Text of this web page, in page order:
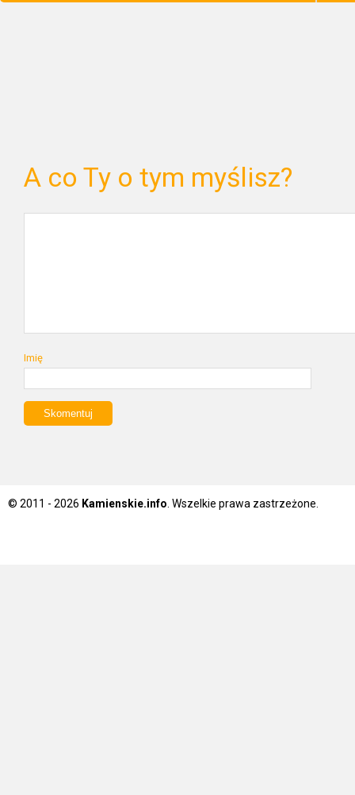
A co Ty o tym myślisz?
Imię
© 2011 - 2026 Kamienskie.info . Wszelkie prawa zastrzeżone.